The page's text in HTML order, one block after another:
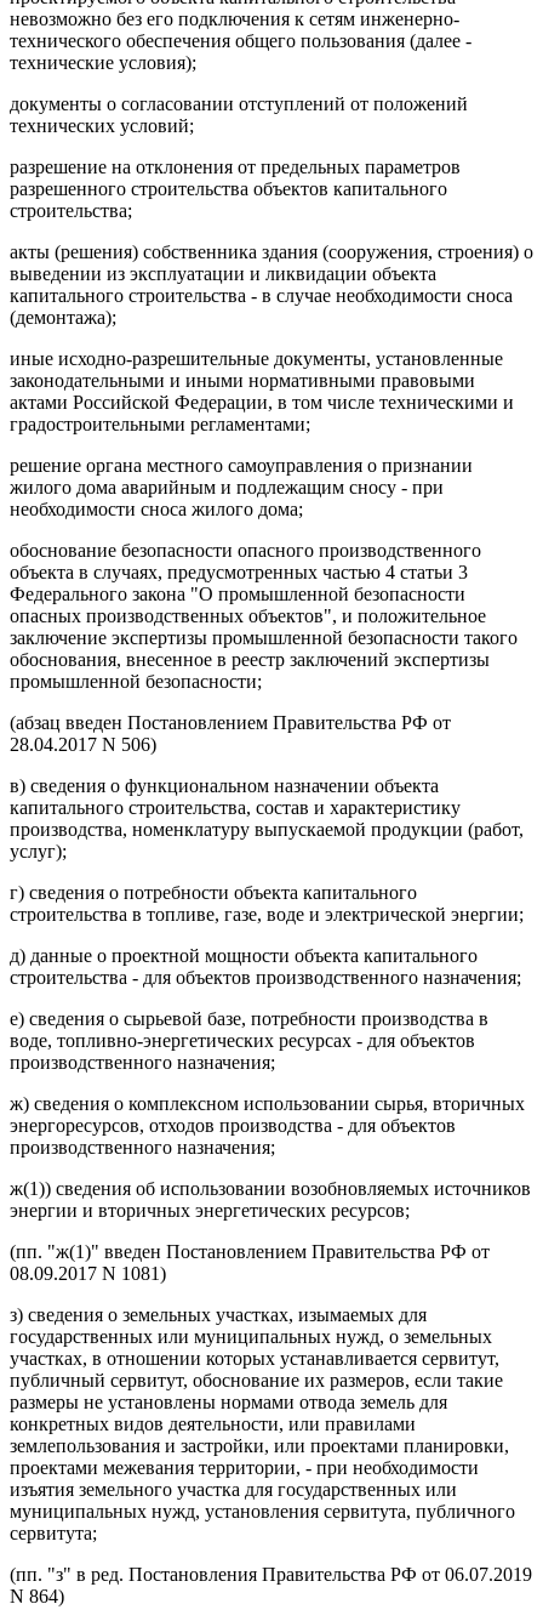
невозможно без его подключения к сетям инженерно-
технического обеспечения общего пользования (далее -
технические условия);
документы о согласовании отступлений от положений
технических условий;
разрешение на отклонения от предельных параметров
разрешенного строительства объектов капитального
строительства;
акты (решения) собственника здания (сооружения, строения) о
выведении из эксплуатации и ликвидации объекта
капитального строительства - в случае необходимости сноса
(демонтажа);
иные исходно-разрешительные документы, установленные
законодательными и иными нормативными правовыми
актами Российской Федерации, в том числе техническими и
градостроительными регламентами;
решение органа местного самоуправления о признании
жилого дома аварийным и подлежащим сносу - при
необходимости сноса жилого дома;
обоснование безопасности опасного производственного
объекта в случаях, предусмотренных частью 4 статьи 3
Федерального закона "О промышленной безопасности
опасных производственных объектов", и положительное
заключение экспертизы промышленной безопасности такого
обоснования, внесенное в реестр заключений экспертизы
промышленной безопасности;
(абзац введен Постановлением Правительства РФ от
28.04.2017 N 506)
в) сведения о функциональном назначении объекта
капитального строительства, состав и характеристику
производства, номенклатуру выпускаемой продукции (работ,
услуг);
г) сведения о потребности объекта капитального
строительства в топливе, газе, воде и электрической энергии;
д) данные о проектной мощности объекта капитального
строительства - для объектов производственного назначения;
е) сведения о сырьевой базе, потребности производства в
воде, топливно-энергетических ресурсах - для объектов
производственного назначения;
ж) сведения о комплексном использовании сырья, вторичных
энергоресурсов, отходов производства - для объектов
производственного назначения;
ж(1)) сведения об использовании возобновляемых источников
энергии и вторичных энергетических ресурсов;
(пп. "ж(1)" введен Постановлением Правительства РФ от
08.09.2017 N 1081)
з) сведения о земельных участках, изымаемых для
государственных или муниципальных нужд, о земельных
участках, в отношении которых устанавливается сервитут,
публичный сервитут, обоснование их размеров, если такие
размеры не установлены нормами отвода земель для
конкретных видов деятельности, или правилами
землепользования и застройки, или проектами планировки,
проектами межевания территории, - при необходимости
изъятия земельного участка для государственных или
муниципальных нужд, установления сервитута, публичного
сервитута;
(пп. "з" в ред. Постановления Правительства РФ от 06.07.2019
N 864)